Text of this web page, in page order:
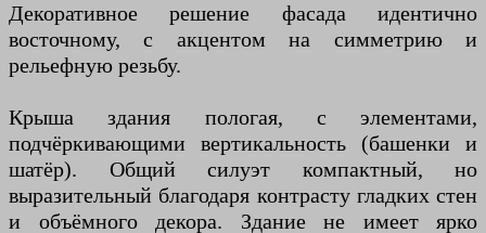
Декоративное решение фасада идентично
восточному, с акцентом на симметрию и
рельефную резьбу.
Крыша здания пологая, с элементами,
подчёркивающими вертикальность (башенки и
шатёр). Общий силуэт компактный, но
выразительный благодаря контрасту гладких стен
и объёмного декора. Здание не имеет ярко